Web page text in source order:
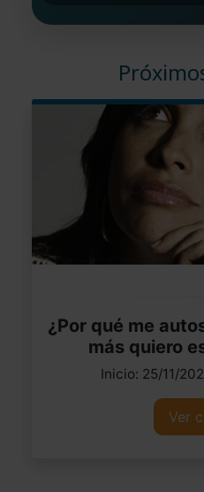
¿Por qué me
más quiero
Inicio: 25/11/
Ver